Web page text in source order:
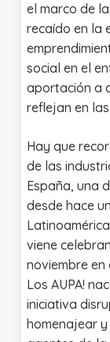
el marco de
recaído en la
social en el
aportación a
reflejan en
Hay que
de las
España, una
desde hace
viene
noviembre en
Los AUPA!
iniciativa
homenajear